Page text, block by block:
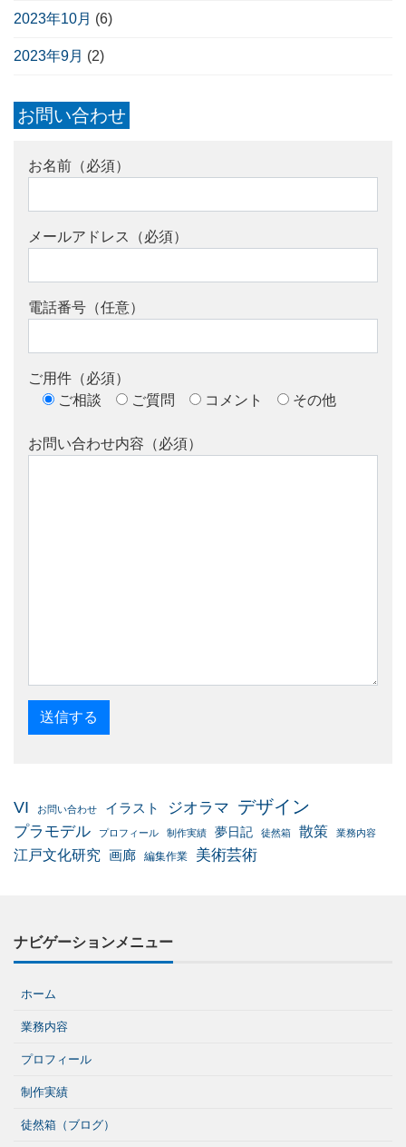
2023年10月 (6)
2023年9月 (2)
お問い合わせ
お名前（必須）
メールアドレス（必須）
電話番号（任意）
ご用件（必須）
ご相談
ご質問 コメント その他
お問い合わせ内容（必須）
VI お問い合わせ イラスト ジオラマ デザイン
プラモデル プロフィール 制作実績 夢日記 徒然箱 散策 業務内容
江戸文化研究 画廊 編集作業 美術芸術
ナビゲーションメニュー
ホーム
業務内容
プロフィール
制作実績
徒然箱（ブログ）